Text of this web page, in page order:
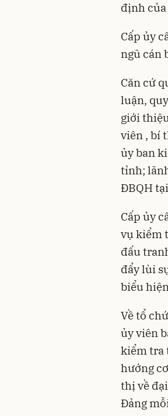
định
Cấp ủy
ngũ cán
Căn cứ
luận,
giới
viên , bí
ủy ban
tỉnh;
ĐBQH
Cấp ủy
vụ kiểm
đấu
đẩy lùi
biểu
Về tổ
ủy viên
kiểm tra
hướng
thị về
Đảng